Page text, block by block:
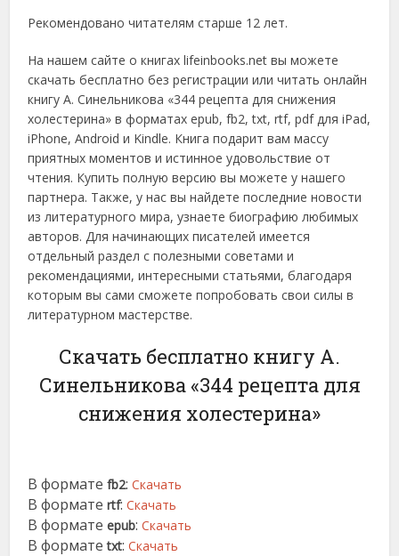
Рекомендовано читателям старше 12 лет.
На нашем сайте о книгах lifeinbooks.net вы можете
скачать бесплатно без регистрации или читать онлайн
книгу А. Синельникова «344 рецепта для снижения
холестерина» в форматах epub, fb2, txt, rtf, pdf для iPad,
iPhone, Android и Kindle. Книга подарит вам массу
приятных моментов и истинное удовольствие от
чтения. Купить полную версию вы можете у нашего
партнера. Также, у нас вы найдете последние новости
из литературного мира, узнаете биографию любимых
авторов. Для начинающих писателей имеется
отдельный раздел с полезными советами и
рекомендациями, интересными статьями, благодаря
которым вы сами сможете попробовать свои силы в
литературном мастерстве.
Скачать бесплатно книгу А.
Синельникова «344 рецепта для
снижения холестерина»
В форматеfb2:Скачать
В форматеrtf:Скачать
В форматеepub:Скачать
В форматеtxt:Скачать